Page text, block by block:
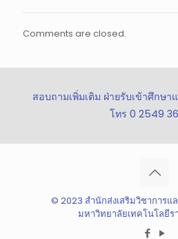
Comments are closed.
สอบถามเพิ่มเติม ฝ่ายรับเข้าศึกษา
โทร 0 2549
© 2023 สำนักส่งเสริมวิชาการแ
มหาวิทยาลัยเทคโนโลยี